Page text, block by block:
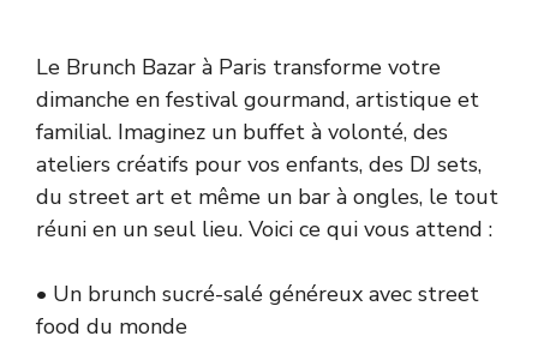
Le Brunch Bazar à Paris transforme votre
dimanche en festival gourmand, artistique et
familial. Imaginez un buffet à volonté, des
ateliers créatifs pour vos enfants, des DJ sets,
du street art et même un bar à ongles, le tout
réuni en un seul lieu. Voici ce qui vous attend :
• Un brunch sucré-salé généreux avec street
food du monde